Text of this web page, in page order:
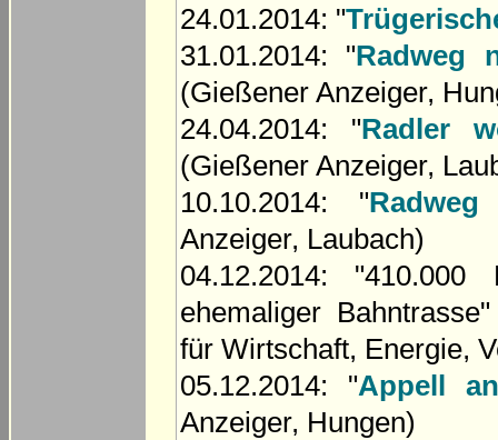
24.01.2014: "
31.01.2014: "Radweg
(Gießener Anzeiger,
24.04.2014: "Radler
(Gießener Anzeiger,
10.10.2014: "
Anzeiger, Laubach)
04.12.2014:
ehemaliger
für Wirtschaft, Energie,
05.12.2014: "Appell
Anzeiger, Hungen)